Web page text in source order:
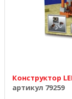
Конструктор
артикул 79259